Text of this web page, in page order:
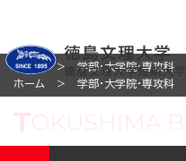
ホーム 学部・大学院・専攻科
ホーム
学部・大学院・専攻科